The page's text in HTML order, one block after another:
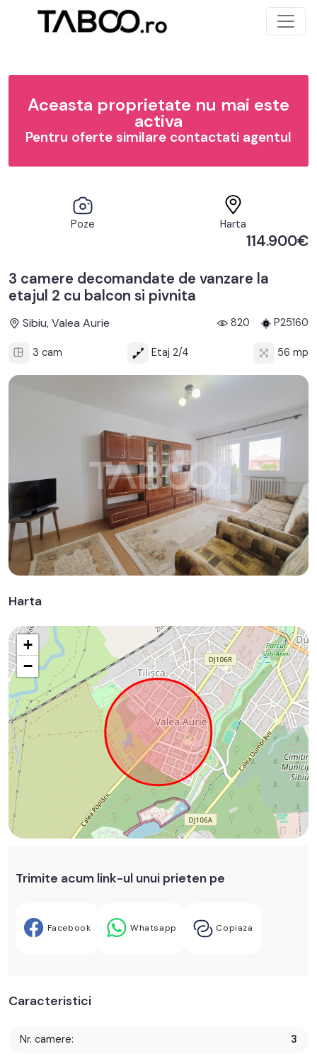
Aceasta proprietate nu mai este
activa
Pentru oferte similare contactati agentul
Poze Harta
114.900€
3 camere decomandate de vanzare la
etajul 2 cu balcon si pivnita
Sibiu, Valea Aurie 820 P25160
3 cam Etaj 2/4 56 mp
Harta
+
−
Trimite acum link-ul unui prieten pe
Facebook Whatsapp Copiaza
Caracteristici
Nr. camere: 3